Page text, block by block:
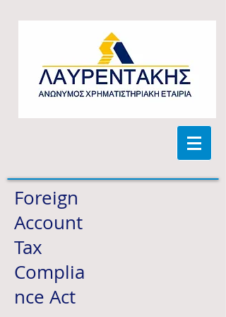
Foreign
Account
Tax
Complia
nce Act